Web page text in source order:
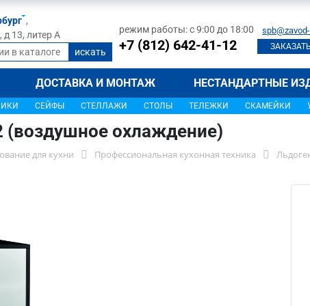
,
13, литер А
режим работы: с 9:00 до 18:00
+7 (812) 642-41-12
ДОСТАВКА И МОНТАЖ НЕСТАНДАРТНЫЕ
СЕЙФЫ СТЕЛЛАЖИ СТОЛЫ ТЕЛЕЖКИ СКАМЕЙКИ
(воздушное охлаждение)
для кухни Профессиональная кухонная техника